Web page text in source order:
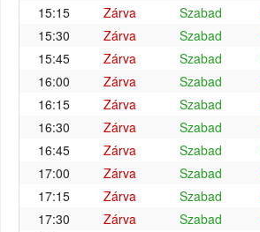
15:15
Zárva Szabad
15:30
Zárva Szabad
15:45
Zárva Szabad
16:00
Zárva Szabad
16:15
Zárva Szabad
16:30
Zárva Szabad
16:45
Zárva Szabad
17:00
Zárva Szabad
17:15
Zárva Szabad
17:30
Zárva Szabad